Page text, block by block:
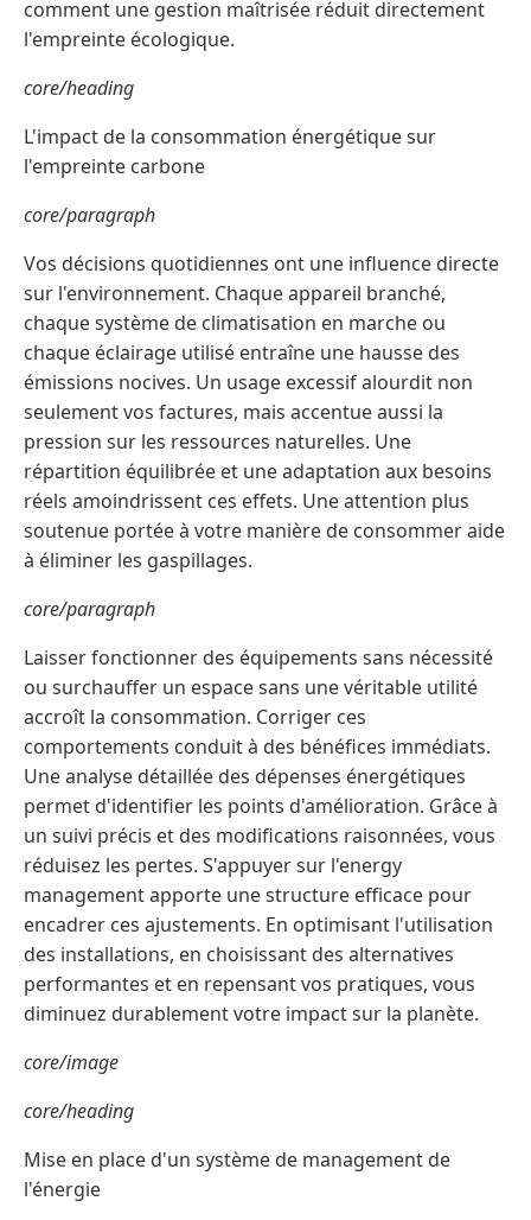
comment une gestion maîtrisée réduit directement
l'empreinte écologique.
core/heading
L'impact de la consommation énergétique sur
l'empreinte carbone
core/paragraph
Vos décisions quotidiennes ont une influence directe
sur l'environnement. Chaque appareil branché,
chaque système de climatisation en marche ou
chaque éclairage utilisé entraîne une hausse des
émissions nocives. Un usage excessif alourdit non
seulement vos factures, mais accentue aussi la
pression sur les ressources naturelles. Une
répartition équilibrée et une adaptation aux besoins
réels amoindrissent ces effets. Une attention plus
soutenue portée à votre manière de consommer aide
à éliminer les gaspillages.
core/paragraph
Laisser fonctionner des équipements sans nécessité
ou surchauffer un espace sans une véritable utilité
accroît la consommation. Corriger ces
comportements conduit à des bénéfices immédiats.
Une analyse détaillée des dépenses énergétiques
permet d'identifier les points d'amélioration. Grâce à
un suivi précis et des modifications raisonnées, vous
réduisez les pertes. S'appuyer sur l'energy
management apporte une structure efficace pour
encadrer ces ajustements. En optimisant l'utilisation
des installations, en choisissant des alternatives
performantes et en repensant vos pratiques, vous
diminuez durablement votre impact sur la planète.
core/image
core/heading
Mise en place d'un système de management de
l'énergie